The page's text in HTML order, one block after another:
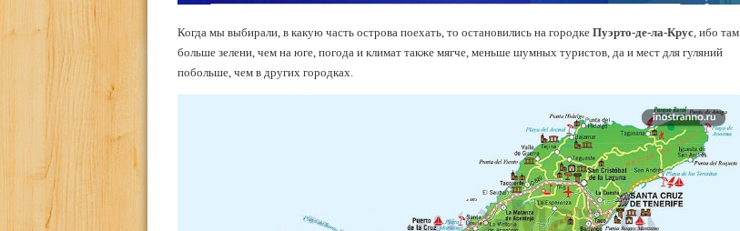
Когда мы выбирали, в какую часть острова поехать, то остановились на городке Пуэрто-де-ла-Крус, ибо там
больше зелени, чем на юге, погода и климат также мягче, меньше шумных туристов, да и мест для гуляний
побольше, чем в других городках.